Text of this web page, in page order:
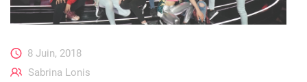
8 Juin, 2018
Sabrina Lonis